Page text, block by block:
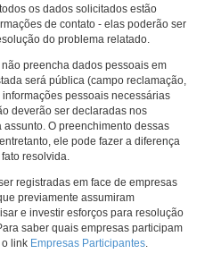
os dados solicitados estão
de contato - elas poderão ser
do problema relatado.
preencha dados pessoais em
será pública (campo reclamação,
pessoais necessárias
deverão ser declaradas nos
O preenchimento dessas
ele pode fazer a diferença
resolvida.
registradas em face de empresas
previamente assumiram
e investir esforços para resolução
saber quais empresas participam
o link Empresas Participantes.